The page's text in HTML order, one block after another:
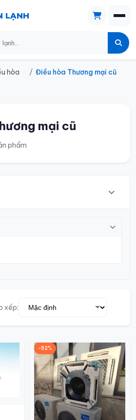
LẠNH
hòa Điều hòa Thương mại cũ
mại cũ
phẩm
xếp:
-52%